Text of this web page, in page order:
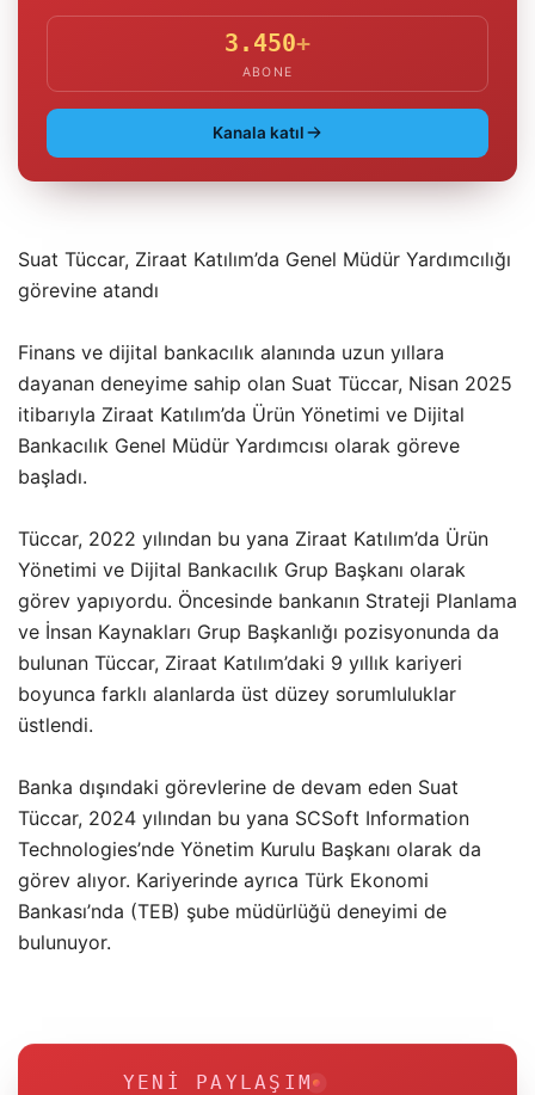
3.450+
ABONE
Kanala katıl
Suat Tüccar, Ziraat Katılım’da Genel Müdür Yardımcılığı
görevine atandı
Finans ve dijital bankacılık alanında uzun yıllara
dayanan deneyime sahip olan Suat Tüccar, Nisan 2025
itibarıyla Ziraat Katılım’da Ürün Yönetimi ve Dijital
Bankacılık Genel Müdür Yardımcısı olarak göreve
başladı.
Tüccar, 2022 yılından bu yana Ziraat Katılım’da Ürün
Yönetimi ve Dijital Bankacılık Grup Başkanı olarak
görev yapıyordu. Öncesinde bankanın Strateji Planlama
ve İnsan Kaynakları Grup Başkanlığı pozisyonunda da
bulunan Tüccar, Ziraat Katılım’daki 9 yıllık kariyeri
boyunca farklı alanlarda üst düzey sorumluluklar
üstlendi.
Banka dışındaki görevlerine de devam eden Suat
Tüccar, 2024 yılından bu yana SCSoft Information
Technologies’nde Yönetim Kurulu Başkanı olarak da
görev alıyor. Kariyerinde ayrıca Türk Ekonomi
Bankası’nda (TEB) şube müdürlüğü deneyimi de
bulunuyor.
YENI PAYLAŞIM